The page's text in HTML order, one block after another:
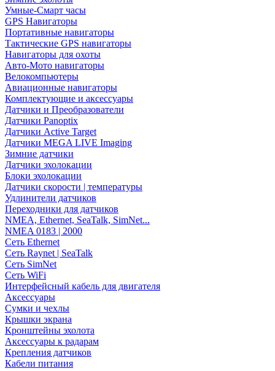
Умные-Смарт часы
GPS Навигаторы
Портативные навигаторы
Тактические GPS навигаторы
Навигаторы для охоты
Авто-Мото навигаторы
Велокомпьютеры
Авиационные навигаторы
Комплектующие и аксессуары
Датчики и Преобразователи
Датчики Panoptix
Датчики Active Target
Датчики MEGA LIVE Imaging
Зимние датчики
Датчики эхолокации
Блоки эхолокации
Датчики скорости | температуры
Удлинители датчиков
Переходники для датчиков
NMEA, Ethernet, SeaTalk, SimNet...
NMEA 0183 | 2000
Сеть Ethernet
Сеть Raynet | SeaTalk
Сеть SimNet
Сеть WiFi
Интерфейсный кабель для двигателя
Аксессуары
Сумки и чехлы
Крышки экрана
Кронштейны эхолота
Аксессуары к радарам
Крепления датчиков
Кабели питания